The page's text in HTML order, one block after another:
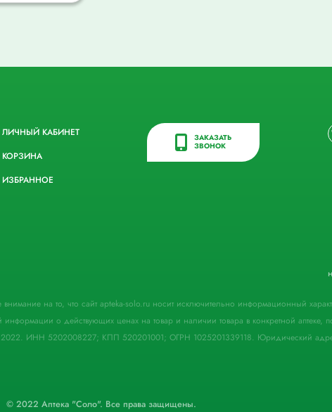
ЛИЧНЫЙ КАБИНЕТ
КОРЗИНА
ИЗБРАННОЕ
ЗАКАЗАТЬ
ЗВОНОК
на то, что сайт apteka-solo.ru носит исключительно информационный
о действующих ценах на товар и наличии товара в конкретной аптеке,
ИНН 5202008227; КПП 520201001; ОГРН 1025201339118. Юридический
© 2022 Аптека "Соло". Все права защищены.